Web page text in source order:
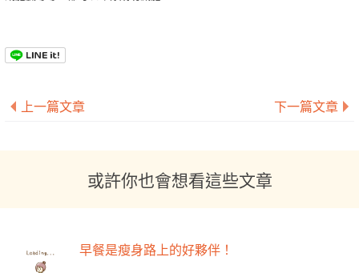
上一篇文章 下一篇文章
或許你也會想看這些文章
早餐是瘦身路上的好夥伴！